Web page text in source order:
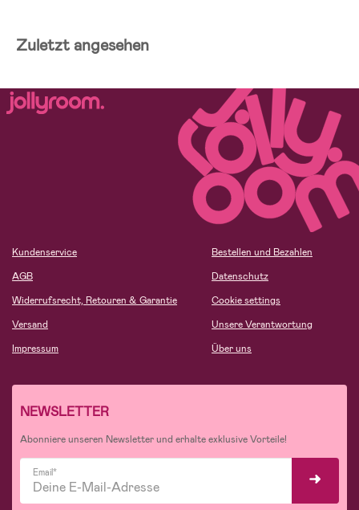
Zuletzt angesehen
Kundenservice
AGB
Widerrufsrecht, Retouren & Garantie
Versand
Impressum
Bestellen und Bezahlen
Datenschutz
Cookie settings
Unsere Verantwortung
Über uns
NEWSLETTER
Abonniere unseren Newsletter und erhalte exklusive Vorteile!
Email*